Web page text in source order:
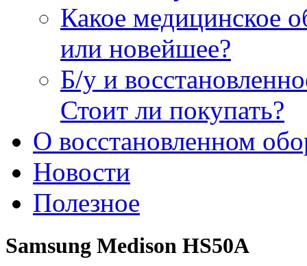
Какое медицинское
или новейшее?
Б/у и
Стоит ли покупать?
О восстановленном
Новости
Полезное
Samsung Medison HS50A